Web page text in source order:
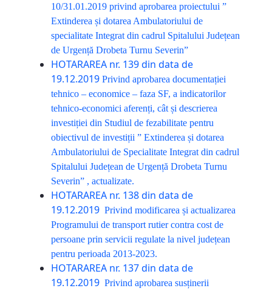
10/31.01.2019 privind aprobarea proiectului ”
Extinderea și dotarea Ambulatoriului de
specialitate Integrat din cadrul Spitalului Județean
de Urgență Drobeta Turnu Severin”
HOTARAREA nr. 139 din data de
19.12.2019 Privind aprobarea documentației
tehnico – economice – faza SF, a indicatorilor
tehnico-economici aferenți, cât și descrierea
investiției din Studiul de fezabilitate pentru
obiectivul de investiții ” Extinderea și dotarea
Ambulatoriului de Specialitate Integrat din cadrul
Spitalului Județean de Urgență Drobeta Turnu
Severin” , actualizate.
HOTARAREA nr. 138 din data de
19.12.2019 Privind modificarea și actualizarea
Programului de transport rutier contra cost de
persoane prin servicii regulate la nivel județean
pentru perioada 2013-2023.
HOTARAREA nr. 137 din data de
19.12.2019 Privind aprobarea susținerii